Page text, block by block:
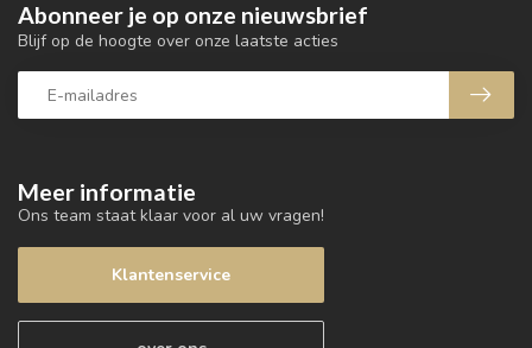
Meer informatie
Ons team staat klaar voor al uw vragen!
Klantenservice
Abonneer je op onze nieuwsbrief
Blijf op de hoogte over onze laatste acties